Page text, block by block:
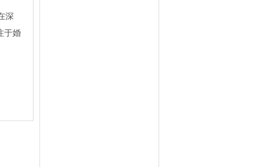
深
于婚